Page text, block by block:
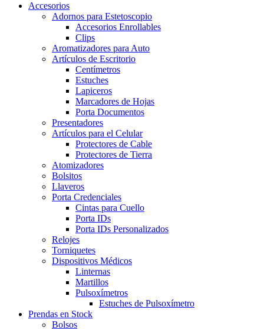
Accesorios
Adornos para Estetoscopio
Accesorios Enrollables
Clips
Aromatizadores para Auto
Artículos de Escritorio
Centímetros
Estuches
Lapiceros
Marcadores de Hojas
Porta Documentos
Presentadores
Artículos para el Celular
Protectores de Cable
Protectores de Tierra
Atomizadores
Bolsitos
Llaveros
Porta Credenciales
Cintas para Cuello
Porta IDs
Porta IDs Personalizados
Relojes
Torniquetes
Dispositivos Médicos
Linternas
Martillos
Pulsoxímetros
Estuches de Pulsoxímetro
Prendas en Stock
Bolsos